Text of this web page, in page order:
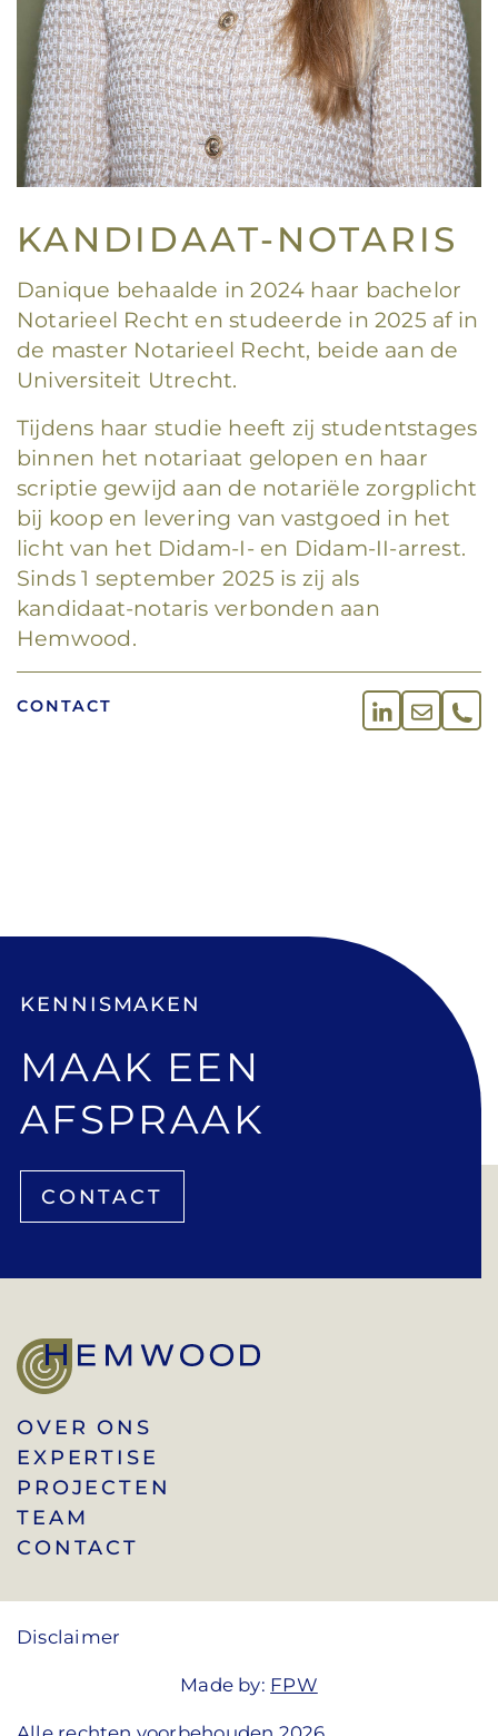
KANDIDAAT-NOTARIS
Danique behaalde in 2024 haar bachelor
Notarieel Recht en studeerde in 2025 af in
de master Notarieel Recht, beide aan de
Universiteit Utrecht.
Tijdens haar studie heeft zij studentstages
binnen het notariaat gelopen en haar
scriptie gewijd aan de notariële zorgplicht
bij koop en levering van vastgoed in het
licht van het Didam-I- en Didam-II-arrest.
Sinds 1 september 2025 is zij als
kandidaat-notaris verbonden aan
Hemwood.
CONTACT
KENNISMAKEN
MAAK EEN
AFSPRAAK
CONTACT
OVER ONS
EXPERTISE
PROJECTEN
TEAM
CONTACT
Disclaimer
Made by: FPW